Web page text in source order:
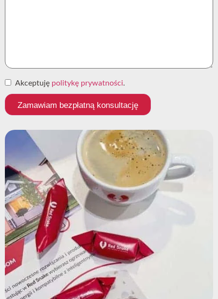
Akceptuję politykę prywatności.
Zamawiam bezpłatną konsultację